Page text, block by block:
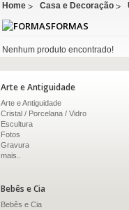
Home Casa e Decoração
FORMAS
Nenhum produto encontrado!
Arte e Antiguidade
Arte e Antiguidade
Cristal / Porcelana / Vidro
Escultura
Fotos
Gravura
mais..
Bebês e Cia
Bebês e Cia